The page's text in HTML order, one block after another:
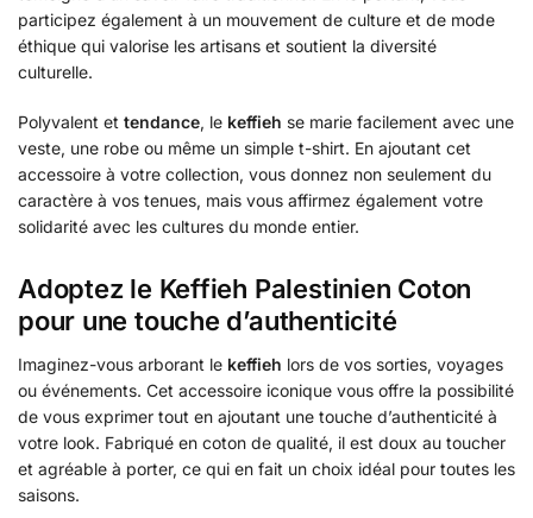
participez également à un mouvement de culture et de mode
éthique qui valorise les artisans et soutient la diversité
culturelle.
Polyvalent et tendance, le keffieh se marie facilement avec une
veste, une robe ou même un simple t-shirt. En ajoutant cet
accessoire à votre collection, vous donnez non seulement du
caractère à vos tenues, mais vous affirmez également votre
solidarité avec les cultures du monde entier.
Adoptez le Keffieh Palestinien Coton
pour une touche d’authenticité
Imaginez-vous arborant le keffieh lors de vos sorties, voyages
ou événements. Cet accessoire iconique vous offre la possibilité
de vous exprimer tout en ajoutant une touche d’authenticité à
votre look. Fabriqué en coton de qualité, il est doux au toucher
et agréable à porter, ce qui en fait un choix idéal pour toutes les
saisons.